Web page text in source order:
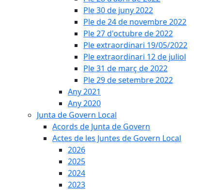
Ple 30 de juny 2022
Ple de 24 de novembre 2022
Ple 27 d'octubre de 2022
Ple extraordinari 19/05/2022
Ple extraordinari 12 de juliol
Ple 31 de març de 2022
Ple 29 de setembre 2022
Any 2021
Any 2020
Junta de Govern Local
Acords de Junta de Govern
Actes de les Juntes de Govern Local
2026
2025
2024
2023